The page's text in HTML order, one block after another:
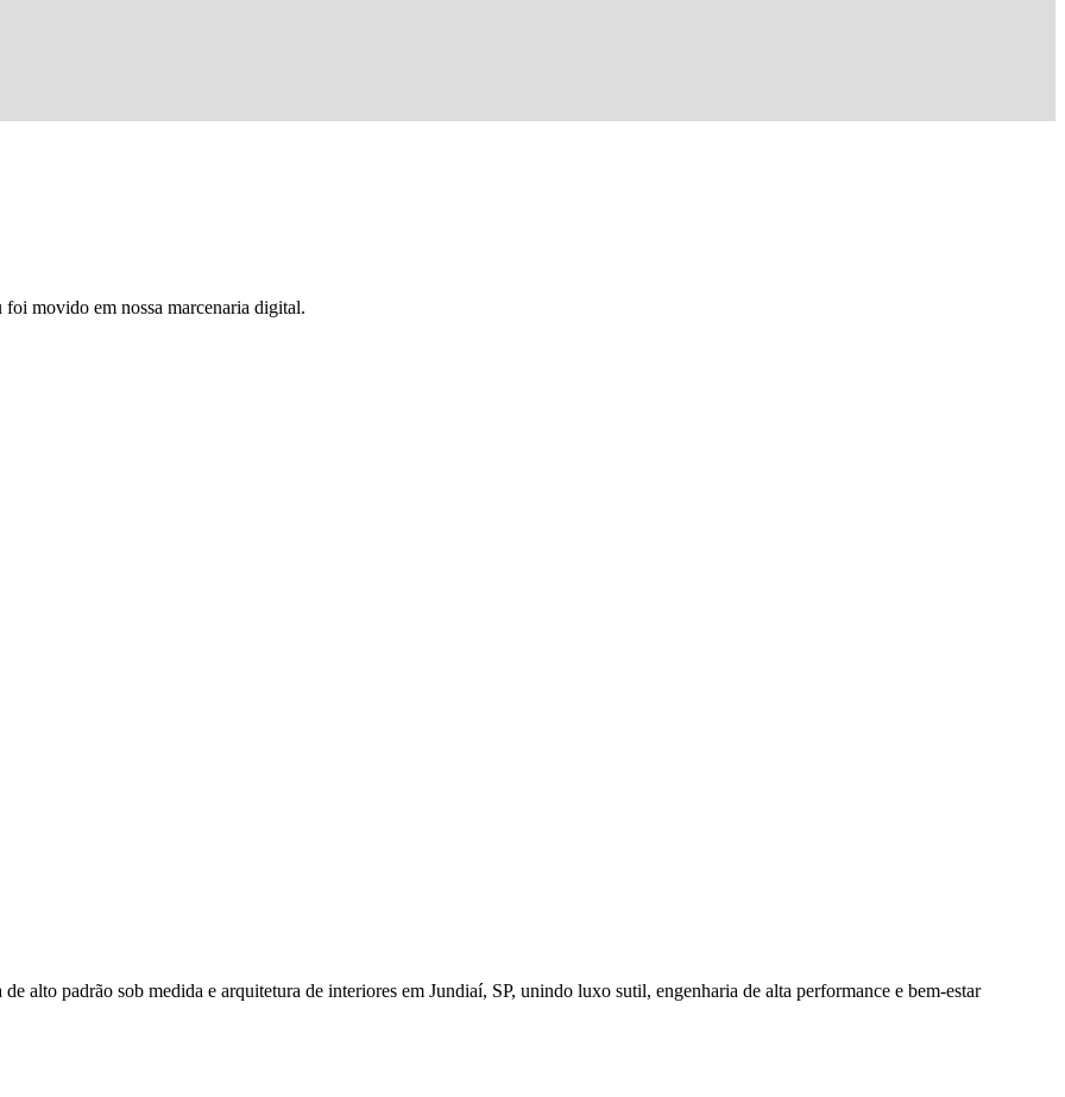
foi movido em nossa marcenaria digital.
alto padrão sob medida e arquitetura de interiores em Jundiaí, SP, unindo luxo sutil, engenharia de alta performance e bem-estar